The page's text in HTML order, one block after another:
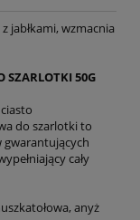
jabłkami, wzmacnia
SZARLOTKI 50G
do szarlotki to
gwarantujących
cały
anyż